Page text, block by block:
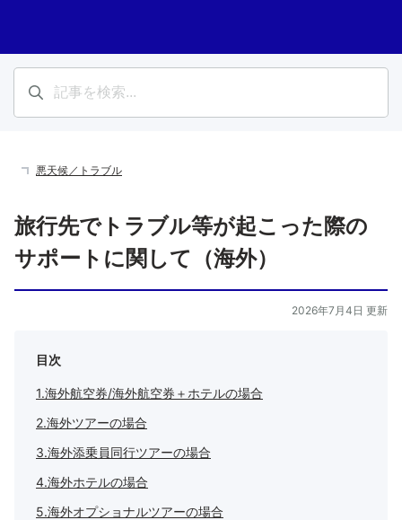
悪天候／トラブル
旅行先でトラブル等が起こった際の
サポートに関して（海外）
2026年7月4日 更新
目次
1.海外航空券/海外航空券＋ホテルの場合
2.海外ツアーの場合
3.海外添乗員同行ツアーの場合
4.海外ホテルの場合
5.海外オプショナルツアーの場合